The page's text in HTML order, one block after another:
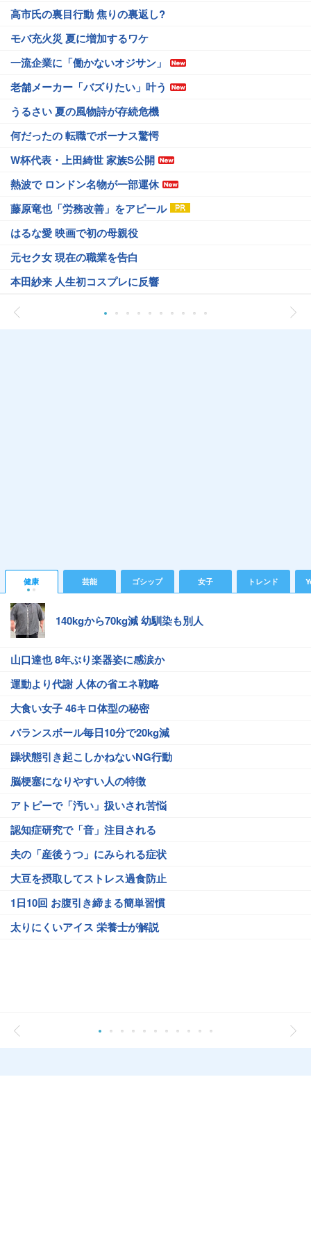
高市氏の裏目行動 焦りの裏返し?
モバ充火災 夏に増加するワケ
一流企業に「働かないオジサン」
老舗メーカー「バズりたい」叶う
うるさい 夏の風物詩が存続危機
何だったの 転職でボーナス驚愕
W杯代表・上田綺世 家族S公開
熱波で ロンドン名物が一部運休
藤原竜也「労務改善」をアピール
はるな愛 映画で初の母親役
元セク女 現在の職業を告白
本田紗来 人生初コスプレに反響
健康 芸能 ゴシップ 女子 トレンド
140kgから70kg減 幼馴染も別人
山口達也 8年ぶり楽器姿に感涙か
運動より代謝 人体の省エネ戦略
大食い女子 46キロ体型の秘密
バランスボール毎日10分で20kg減
躁状態引き起こしかねないNG行動
脳梗塞になりやすい人の特徴
アトピーで「汚い」扱いされ苦悩
認知症研究で「音」注目される
夫の「産後うつ」にみられる症状
大豆を摂取してストレス過食防止
1日10回 お腹引き締まる簡単習慣
太りにくいアイス 栄養士が解説